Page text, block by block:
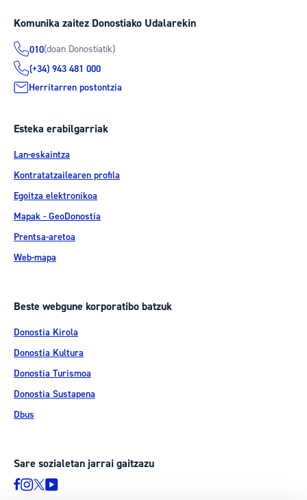
Komunika zaitez Donostiako Udalarekin
010(doan Donostiatik)
(+34) 943 481 000
Herritarren postontzia
Esteka erabilgarriak
Lan-eskaintza
Kontratatzailearen profila
Egoitza elektronikoa
Mapak - GeoDonostia
Prentsa-aretoa
Web-mapa
Beste webgune korporatibo batzuk
Donostia Kirola
Donostia Kultura
Donostia Turismoa
Donostia Sustapena
Dbus
Sare sozialetan jarrai gaitzazu